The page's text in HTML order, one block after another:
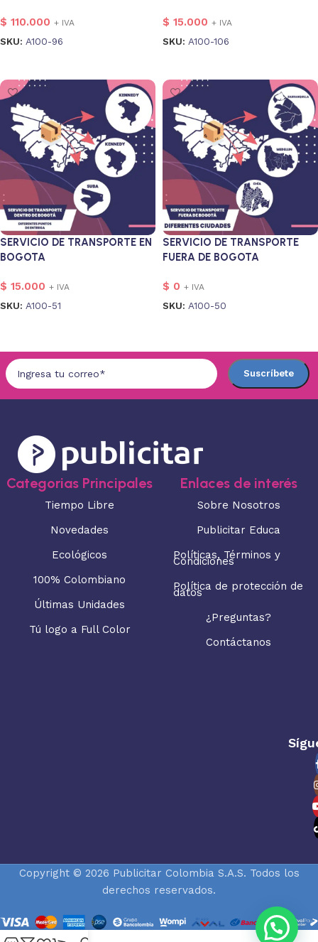
$ 110.000 + IVA
SKU: A100-96
$ 15.000 + IVA
SKU: A100-106
SERVICIO DE TRANSPORTE EN
BOGOTA
$ 15.000 + IVA
SKU: A100-51
SERVICIO DE TRANSPORTE
FUERA DE BOGOTA
$ 0 + IVA
SKU: A100-50
Categorias Principales
Tiempo Libre
Novedades
Ecológicos
100% Colombiano
Últimas Unidades
Tú logo a Full Color
Enlaces de interés
Sobre Nosotros
Publicitar Educa
Políticas, Términos y
Condiciones
Política de protección de
datos
¿Preguntas?
Contáctanos
Copyright © 2026 Publicitar Colombia S.A.S. Todos los
derechos reservados.